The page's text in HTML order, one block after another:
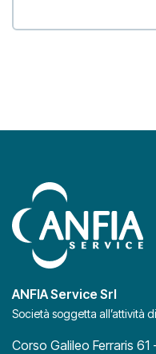
ANFIA Service Srl
Società soggetta all’attività
Corso Galileo Ferraris 61